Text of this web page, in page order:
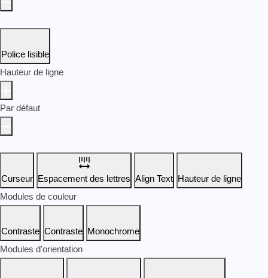
Police lisible
Hauteur de ligne
Par défaut
Curseur Espacement des lettres Align Text Hauteur de ligne
Modules de couleur
Contraste Contraste Monochrome
Modules d'orientation